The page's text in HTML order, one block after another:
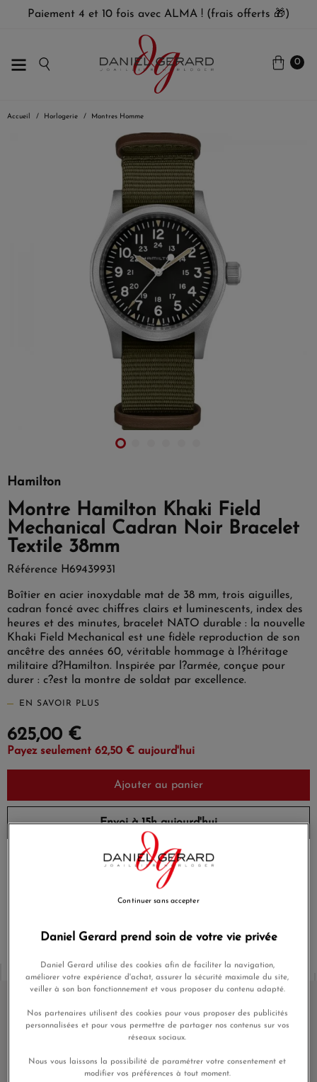
Paiement 4 et 10 fois avec ALMA ! (frais offerts 🎁)
0
Accueil Horlogerie Montres Homme
Hamilton
Montre Hamilton Khaki Field
Mechanical Cadran Noir Bracelet
Textile 38mm
Référence H69439931
Boîtier en acier inoxydable mat de 38 mm, trois aiguilles,
cadran foncé avec chiffres clairs et luminescents, index des
heures et des minutes, bracelet NATO durable : la nouvelle
Khaki Field Mechanical est une fidèle reproduction de son
ancêtre des années 60, véritable hommage à l?héritage
militaire d?Hamilton. Inspirée par l?armée, conçue pour
durer : c?est la montre de soldat par excellence.
EN SAVOIR PLUS
625,00 €
Payez seulement 62,50 € aujourd'hui
Ajouter au panier
Envoi à 15h aujourd'hui
Livraison gratuite
Payez en 4x ou 10x
Montre Hamilton Khaki Field
Mechanical Cadran Noir Bracelet
Nato Vert
Daniel Gerard prend soin de votre vie privée
Daniel Gerard utilise des cookies afin de faciliter la navigation,
améliorer votre expérience d'achat, assurer la sécurité maximale du site,
veiller à son bon fonctionnement et vous proposer du contenu adapté.
Nos partenaires utilisent des cookies pour vous proposer des publicités
personnalisées et pour vous permettre de partager nos contenus sur vos
réseaux sociaux.
Nous vous laissons la possibilité de paramétrer votre consentement et
modifier vos préférences à tout moment.
Continuer sans accepter